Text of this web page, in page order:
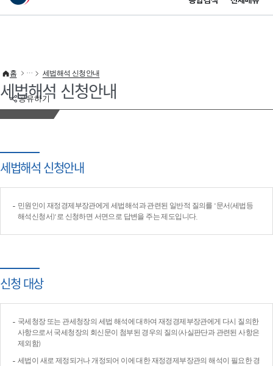
이 누리집은 대한민국 공식 전자정부 누리집입니다.
공유하기
홈 세법해석 신청안내
세법해석 신청안내
세법해석 신청안내
민원인이 재정경제부장관에게 세법해석과 관련된 일반적 질의를 '문서(세법등
해석신청서)'로 신청하면 서면으로 답변을 주는 제도입니다.
신청 대상
국세청장 또는 관세청장의 세법 해석에 대하여 재정경제부장관에게 다시 질의한
사항으로서 국세청장의 회신문이 첨부된 경우의 질의(사실판단과 관련된 사항은
제외함)
세법이 새로 제정되거나 개정되어 이에 대한 재정경제부장관의 해석이 필요한 경